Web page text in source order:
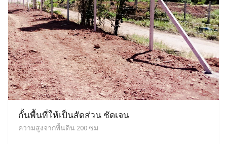
กั้นพื้นที่ให้เป็นสัดส่วน ชัดเจน
ความสูงจากพื้นดิน 200 ซม